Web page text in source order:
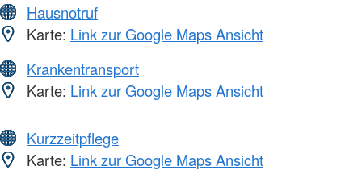
Hausnotruf
Karte: Link zur Google Maps Ansicht
Krankentransport
Karte: Link zur Google Maps Ansicht
Kurzzeitpflege
Karte: Link zur Google Maps Ansicht